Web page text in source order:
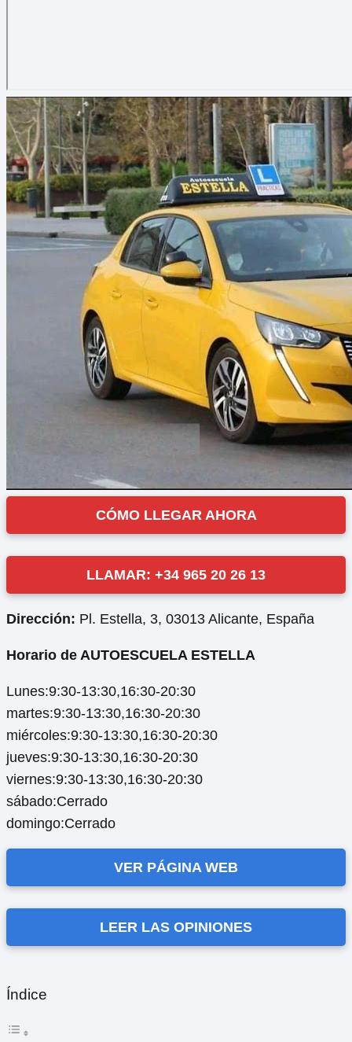
CÓMO LLEGAR AHORA
LLAMAR: +34 965 20 26 13
Dirección: Pl. Estella, 3, 03013 Alicante, España
Horario de AUTOESCUELA ESTELLA
Lunes:9:30-13:30,16:30-20:30
martes:9:30-13:30,16:30-20:30
miércoles:9:30-13:30,16:30-20:30
jueves:9:30-13:30,16:30-20:30
viernes:9:30-13:30,16:30-20:30
sábado:Cerrado
domingo:Cerrado
VER PÁGINA WEB
LEER LAS OPINIONES
Índice